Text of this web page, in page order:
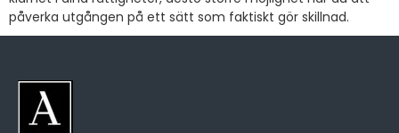
påverka utgången på ett sätt som faktiskt gör skillnad.